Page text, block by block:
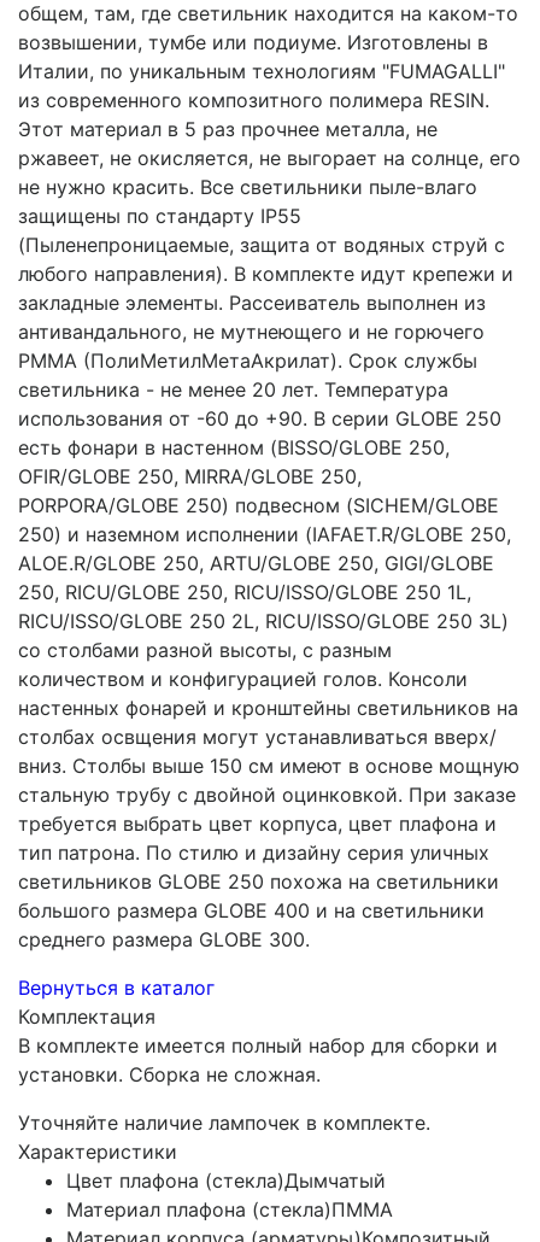
общем, там, где светильник находится на каком-то
возвышении, тумбе или подиуме. Изготовлены в
Италии, по уникальным технологиям "FUMAGALLI"
из современного композитного полимера RESIN.
Этот материал в 5 раз прочнее металла, не
ржавеет, не окисляется, не выгорает на солнце, его
не нужно красить. Все светильники пыле-влаго
защищены по стандарту IP55
(Пыленепроницаемые, защита от водяных струй с
любого направления). В комплекте идут крепежи и
закладные элементы. Рассеиватель выполнен из
антивандального, не мутнеющего и не горючего
PMMA (ПолиМетилМетаАкрилат). Срок службы
светильника - не менее 20 лет. Температура
использования от -60 до +90. В серии GLOBE 250
есть фонари в настенном (BISSO/GLOBE 250,
OFIR/GLOBE 250, MIRRA/GLOBE 250,
PORPORA/GLOBE 250) подвесном (SICHEM/GLOBE
250) и наземном исполнении (IAFAET.R/GLOBE 250,
ALOE.R/GLOBE 250, ARTU/GLOBE 250, GIGI/GLOBE
250, RICU/GLOBE 250, RICU/ISSO/GLOBE 250 1L,
RICU/ISSO/GLOBE 250 2L, RICU/ISSO/GLOBE 250 3L)
со столбами разной высоты, с разным
количеством и конфигурацией голов. Консоли
настенных фонарей и кронштейны светильников на
столбах освщения могут устанавливаться вверх/
вниз. Столбы выше 150 см имеют в основе мощную
стальную трубу с двойной оцинковкой. При заказе
требуется выбрать цвет корпуса, цвет плафона и
тип патрона. По стилю и дизайну серия уличных
светильников GLOBE 250 похожа на светильники
большого размера GLOBE 400 и на светильники
среднего размера GLOBE 300.
Вернуться в каталог
Комплектация
В комплекте имеется полный набор для сборки и
установки. Сборка не сложная.
Уточняйте наличие лампочек в комплекте.
Характеристики
Цвет плафона (стекла)Дымчатый
Материал плафона (стекла)ПММА